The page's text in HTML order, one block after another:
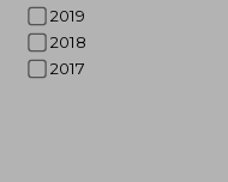
2019
2018
2017